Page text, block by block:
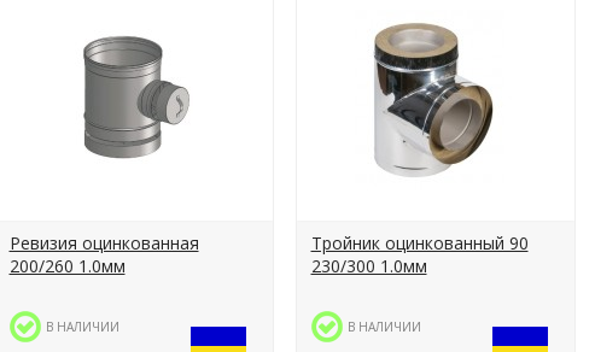
Ревизия оцинкованная
200/260 1.0мм
В НАЛИЧИИ
Тройник оцинкованный 90
230/300 1.0мм
В НАЛИЧИИ